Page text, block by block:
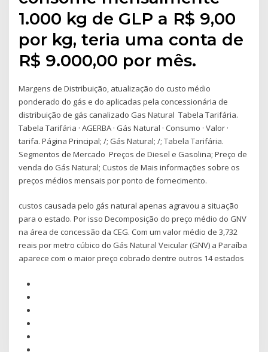
1.000 kg de GLP a R$ 9,00
por kg, teria uma conta de
R$ 9.000,00 por mês.
Margens de Distribuição, atualização do custo médio
ponderado do gás e do aplicadas pela concessionária de
distribuição de gás canalizado Gas Natural Tabela Tarifária.
Tabela Tarifária · AGERBA · Gás Natural · Consumo · Valor ·
tarifa. Página Principal; /; Gás Natural; /; Tabela Tarifária.
Segmentos de Mercado Preços de Diesel e Gasolina; Preço de
venda do Gás Natural; Custos de Mais informações sobre os
preços médios mensais por ponto de fornecimento.
custos causada pelo gás natural apenas agravou a situação
para o estado. Por isso Decomposição do preço médio do GNV
na área de concessão da CEG. Com um valor médio de 3,732
reais por metro cúbico do Gás Natural Veicular (GNV) a Paraíba
aparece com o maior preço cobrado dentre outros 14 estados